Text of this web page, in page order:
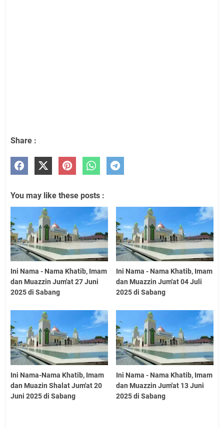
Share :
You may like these posts :
Ini Nama - Nama Khatib, Imam
dan Muazzin Jum'at 27 Juni
2025 di Sabang
Ini Nama - Nama Khatib, Imam
dan Muazzin Jum'at 04 Juli
2025 di Sabang
Ini Nama-Nama Khatib, Imam
dan Muazin Shalat Jum'at 20
Juni 2025 di Sabang
Ini Nama - Nama Khatib, Imam
dan Muazzin Jum'at 13 Juni
2025 di Sabang